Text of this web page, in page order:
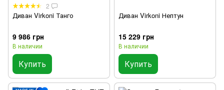
2
Диван Virkoni Танго
9 986 грн
В наличии
Купить
Диван Virkoni Нептун
15 229 грн
В наличии
Купить